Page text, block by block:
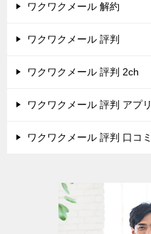
ワクワクメール 解約
ワクワクメール 評判
ワクワクメール 評判 2ch
ワクワクメール 評判 アプリ
ワクワクメール 評判 口コミ